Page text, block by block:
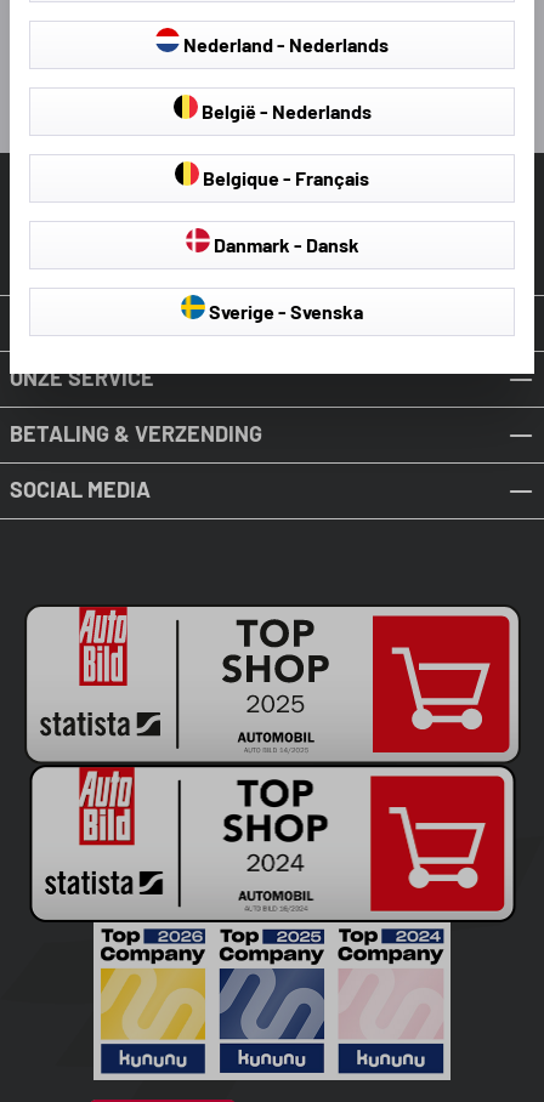
2 maanden geleden
HELP & ONDERSTEUNING
Contract intrekken
ONZE SERVICE
BETALING & VERZENDING
SOCIAL MEDIA
Nederland - Nederlands
België - Nederlands
Belgique - Français
Danmark - Dansk
Sverige - Svenska